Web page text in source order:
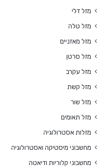
מזל דלי
מזל טלה
מזל מאזניים
מזל סרטן
מזל עקרב
מזל קשת
מזל שור
מזל תאומים
מזלות אסטרולוגיה
מחשבוני מיסטיקה ואסטרולוגיה
מחשבוני קלוריות ודיאטה